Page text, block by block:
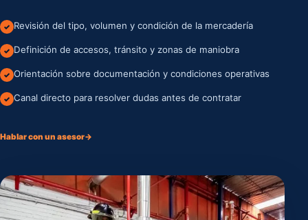
✓ Revisión del tipo, volumen y condición de la mercadería
✓ Definición de accesos, tránsito y zonas de maniobra
✓ Orientación sobre documentación y condiciones operativas
✓ Canal directo para resolver dudas antes de contratar
Hablar con un asesor→